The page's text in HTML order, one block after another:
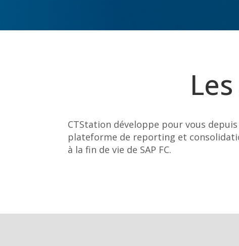
CTStation développe pour vous
plateforme de reporting et
à la fin de vie de SAP FC.